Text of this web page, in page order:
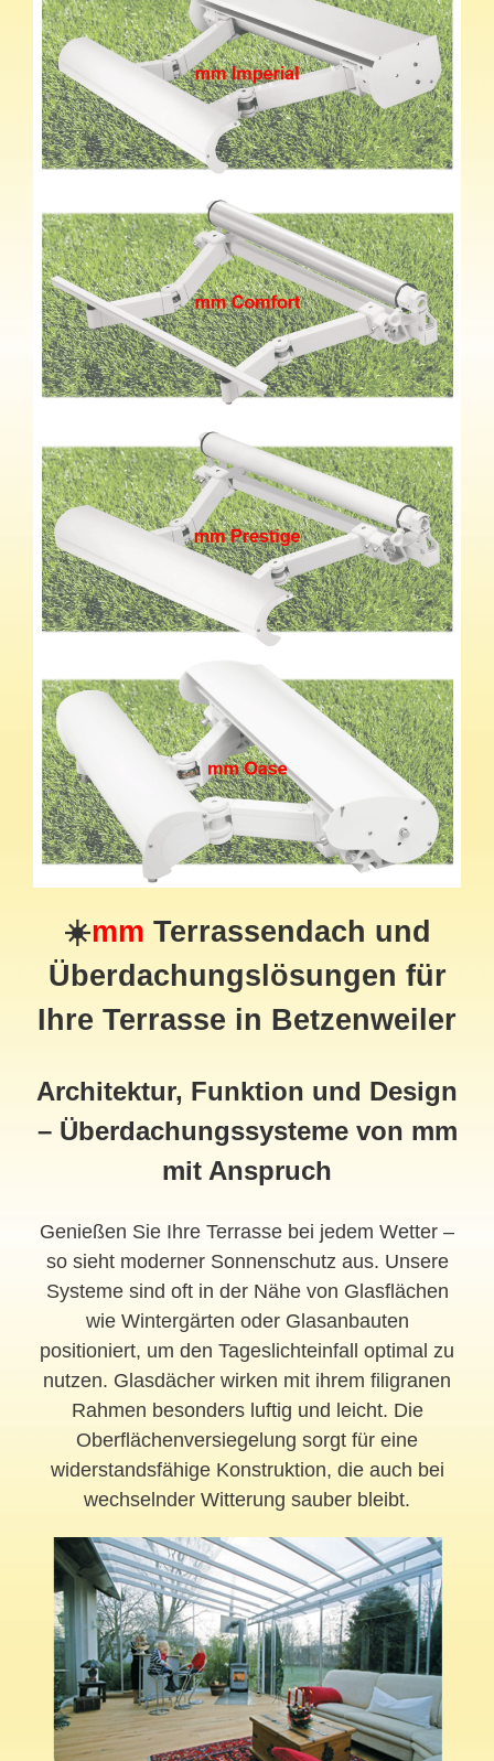
☀️mm Terrassendach und
Überdachungslösungen für
Ihre Terrasse in Betzenweiler
Architektur, Funktion und Design
– Überdachungssysteme von mm
mit Anspruch
Genießen Sie Ihre Terrasse bei jedem Wetter –
so sieht moderner Sonnenschutz aus. Unsere
Systeme sind oft in der Nähe von Glasflächen
wie Wintergärten oder Glasanbauten
positioniert, um den Tageslichteinfall optimal zu
nutzen. Glasdächer wirken mit ihrem filigranen
Rahmen besonders luftig und leicht. Die
Oberflächenversiegelung sorgt für eine
widerstandsfähige Konstruktion, die auch bei
wechselnder Witterung sauber bleibt.